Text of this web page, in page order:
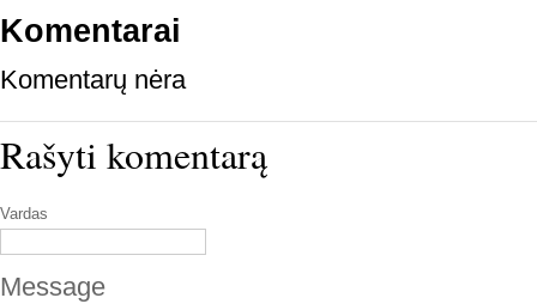
Komentarai
Komentarų nėra
Rašyti komentarą
Vardas
Message